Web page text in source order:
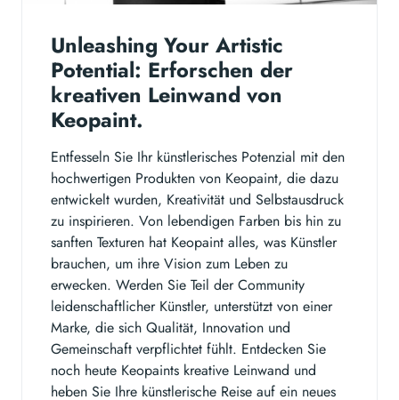
Unleashing Your Artistic
Potential: Erforschen der
kreativen Leinwand von
Keopaint.
Entfesseln Sie Ihr künstlerisches Potenzial mit den
hochwertigen Produkten von Keopaint, die dazu
entwickelt wurden, Kreativität und Selbstausdruck
zu inspirieren. Von lebendigen Farben bis hin zu
sanften Texturen hat Keopaint alles, was Künstler
brauchen, um ihre Vision zum Leben zu
erwecken. Werden Sie Teil der Community
leidenschaftlicher Künstler, unterstützt von einer
Marke, die sich Qualität, Innovation und
Gemeinschaft verpflichtet fühlt. Entdecken Sie
noch heute Keopaints kreative Leinwand und
heben Sie Ihre künstlerische Reise auf ein neues